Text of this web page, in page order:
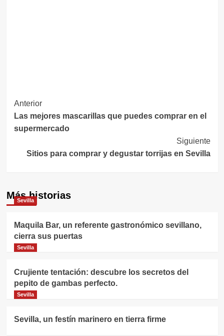
Navegación
de
entradas
Anterior
Las mejores mascarillas que puedes comprar en el
supermercado
Siguiente
Sitios para comprar y degustar torrijas en Sevilla
Más historias
Sevilla
Maquila Bar, un referente gastronómico sevillano,
cierra sus puertas
Sevilla
Crujiente tentación: descubre los secretos del
pepito de gambas perfecto.
Sevilla
Sevilla, un festín marinero en tierra firme